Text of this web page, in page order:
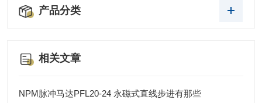
产品分类
相关文章
NPM脉冲马达PFL20-24 永磁式直线步进有那些